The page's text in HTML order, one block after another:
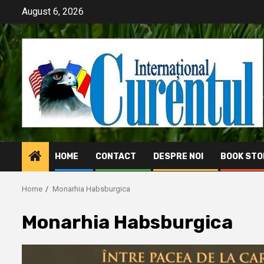
content
August 6, 2026
HOME CONTACT DESPRE NOI BOOK
Home Monarhia Habsburgica
Monarhia Habsburgica